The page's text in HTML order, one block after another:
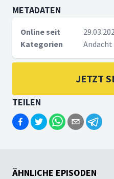
METADATEN
Online seit
Kategorien
Andacht
JETZT
TEILEN
ÄHNLICHE EPISODEN